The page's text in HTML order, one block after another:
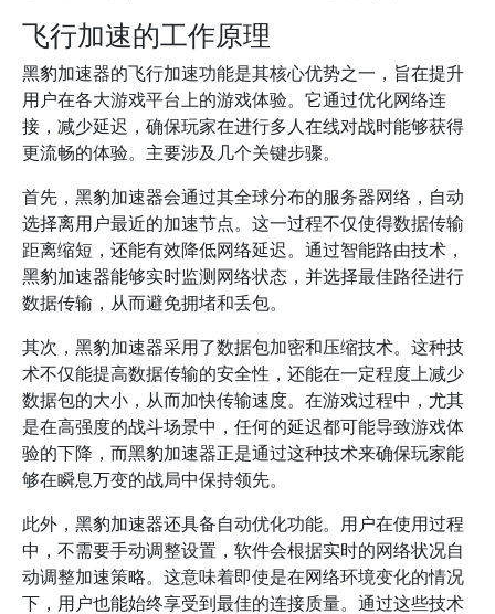
飞行加速的工作原理
黑豹加速器的飞行加速功能是其核心优势之一，旨在提升
用户在各大游戏平台上的游戏体验。它通过优化网络连
接，减少延迟，确保玩家在进行多人在线对战时能够获得
更流畅的体验。主要涉及几个关键步骤。
首先，黑豹加速器会通过其全球分布的服务器网络，自动
选择离用户最近的加速节点。这一过程不仅使得数据传输
距离缩短，还能有效降低网络延迟。通过智能路由技术，
黑豹加速器能够实时监测网络状态，并选择最佳路径进行
数据传输，从而避免拥堵和丢包。
其次，黑豹加速器采用了数据包加密和压缩技术。这种技
术不仅能提高数据传输的安全性，还能在一定程度上减少
数据包的大小，从而加快传输速度。在游戏过程中，尤其
是在高强度的战斗场景中，任何的延迟都可能导致游戏体
验的下降，而黑豹加速器正是通过这种技术来确保玩家能
够在瞬息万变的战局中保持领先。
此外，黑豹加速器还具备自动优化功能。用户在使用过程
中，不需要手动调整设置，软件会根据实时的网络状况自
动调整加速策略。这意味着即使是在网络环境变化的情况
下，用户也能始终享受到最佳的连接质量。通过这些技术